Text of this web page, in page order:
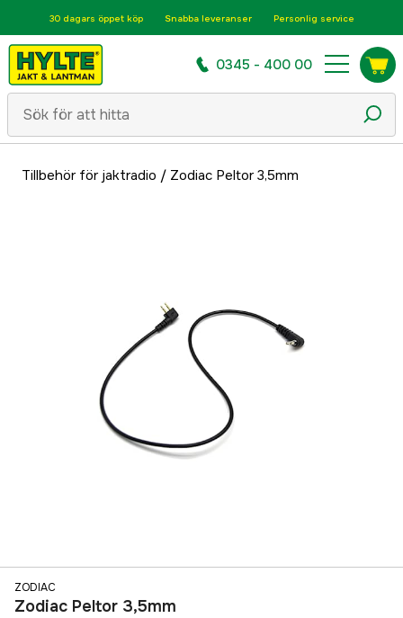
30 dagars öppet köp Snabba leveranser Personlig service
0345 - 400 00
Tillbehör för jaktradio / Zodiac Peltor 3,5mm
ZODIAC
Zodiac Peltor 3,5mm